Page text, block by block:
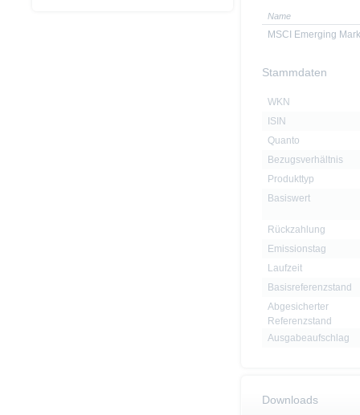
Name
MSCI Emerging
Stammdaten
WKN
ISIN
Quanto
Bezugsverhältnis
Produkttyp
Basiswert
Rückzahlung
Emissionstag
Laufzeit
Basisreferenzstand
Abgesicherter
Referenzstand
Ausgabeaufschlag
Downloads